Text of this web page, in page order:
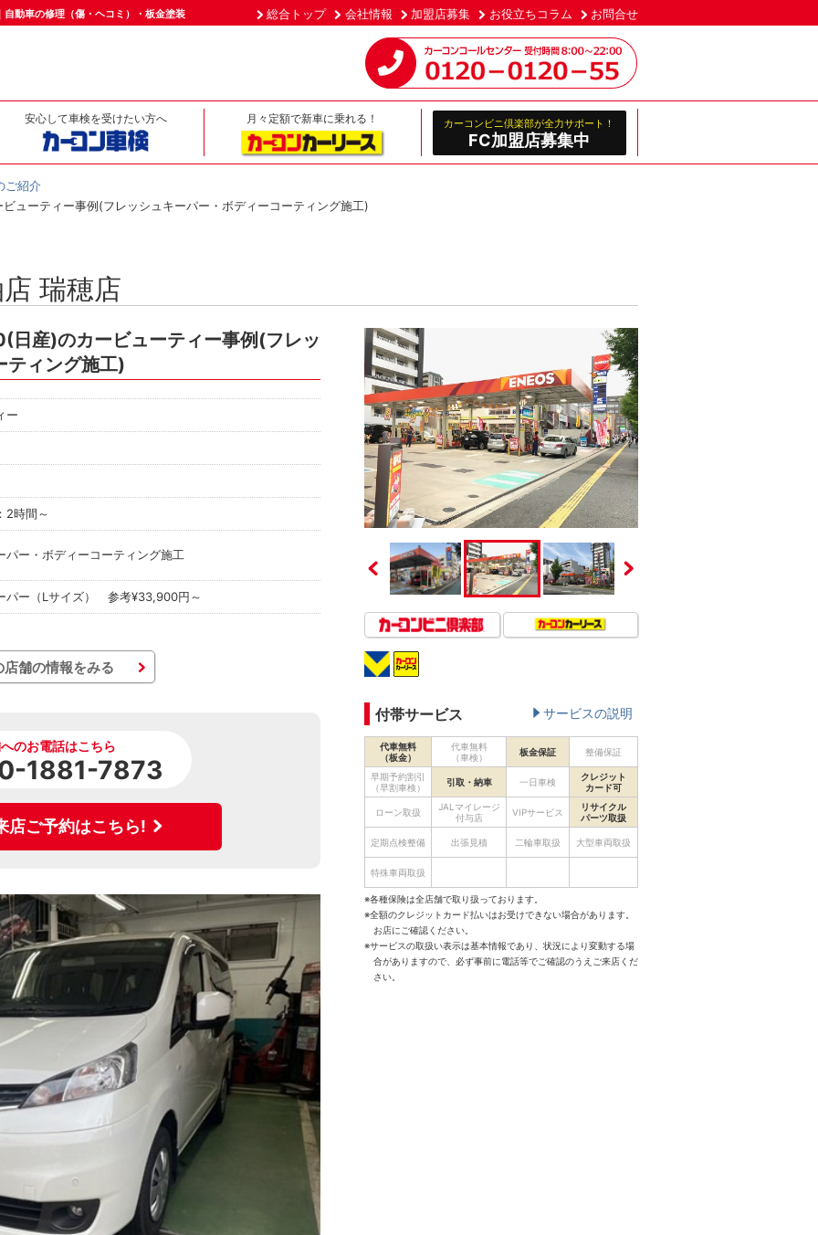
動車の修理（傷・ヘコミ）・板金塗装 総合トップ 会社情報 加盟店募集 お役立ちコラム お問合せ
安心して車検を受けたい方へ 月々定額で新車に乗れる！ カーコンビニ倶楽部が全力サポート！
FC加盟店募集中
ご紹介
ューティー事例(フレッシュキーパー・ボディーコーティング施工)
瑞穂店
産)のカービューティー事例(フレッ
ティング施工)
ー
2時間～
パー・ボディーコーティング施工
パー（Lサイズ） 参考¥33,900円～
店舗の情報をみる
のお電話はこちら
1881-7873
店ご予約はこちら!
付帯サービス サービスの説明
代車無料
（板金）
代車無料
（車検）
板金保証 整備保証
早期予約割引
（早割車検）
引取・納車 一日車検
クレジット
カード可
ローン取扱
JALマイレージ
付与店
VIPサービス
リサイクル
パーツ取扱
定期点検整備 出張見積 二輪車取扱 大型車両取扱
特殊車両取扱
※各種保険は全店舗で取り扱っております。
※全額のクレジットカード払いはお受けできない場合があります。
お店にご確認ください。
※サービスの取扱い表示は基本情報であり、状況により変動する場
合がありますので、必ず事前に電話等でご確認のうえご来店くだ
さい。